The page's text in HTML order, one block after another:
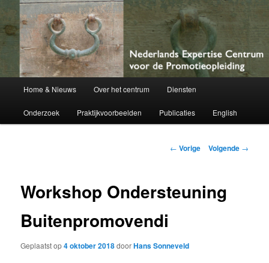
Nederlands Expertise Centrum voor
de Promotieopleiding
Netherlands Centre of Expertise for Doctoral Education
Spring
naar
inhoud
Home & Nieuws Over het centrum Diensten
Onderzoek Praktijkvoorbeelden Publicaties English
Berichtnavigatie
← Vorige Volgende →
Workshop Ondersteuning
Buitenpromovendi
Geplaatst op4 oktober 2018doorHans Sonneveld